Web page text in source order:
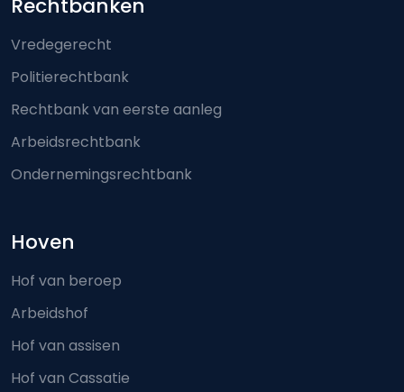
Footer-menu
Rechtbanken
Vredegerecht
Politierechtbank
Rechtbank van eerste aanleg
Arbeidsrechtbank
Ondernemingsrechtbank
Hoven
Hof van beroep
Arbeidshof
Hof van assisen
Hof van Cassatie